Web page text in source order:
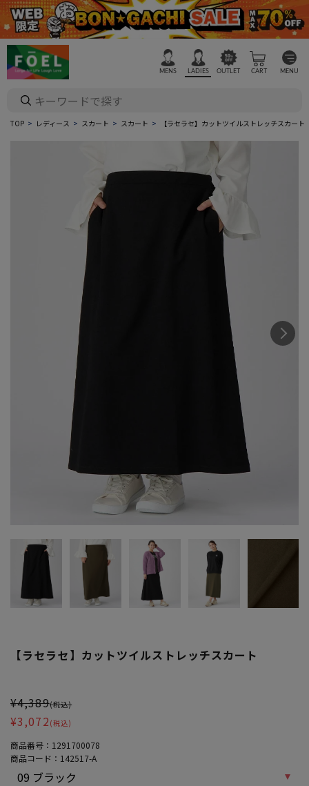
MENS LADIES OUTLET CART MENU
TOP レディース スカート スカート 【ラセラセ】カットツイルストレッチスカート
【ラセラセ】カットツイルストレッチスカート
¥4,389(税込)
¥3,072 (税込)
商品番号： 1291700078
商品コード： 142517-A